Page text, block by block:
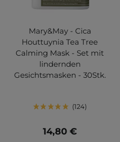
Mary&May - Cica
Houttuynia Tea Tree
Calming Mask - Set mit
lindernden
Gesichtsmasken - 30Stk.
124
14,80 €